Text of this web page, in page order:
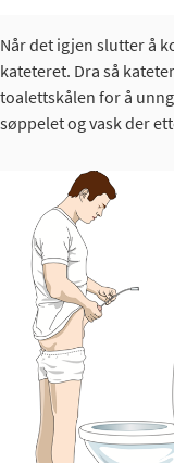
Når det igjen slutter å
kateteret. Dra så
toalettskålen for å
søppelet og vask der